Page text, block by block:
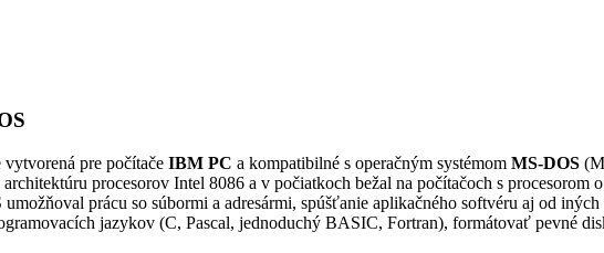
pre počítače IBM PC a kompatibilné s operačným systémom MS-DOS
procesorov Intel 8086 a v počiatkoch bežal na počítačoch s
prácu so súbormi a adresármi, spúšťanie aplikačného softvéru aj od
jazykov (C, Pascal, jednoduchý BASIC, Fortran), formátovať pevné